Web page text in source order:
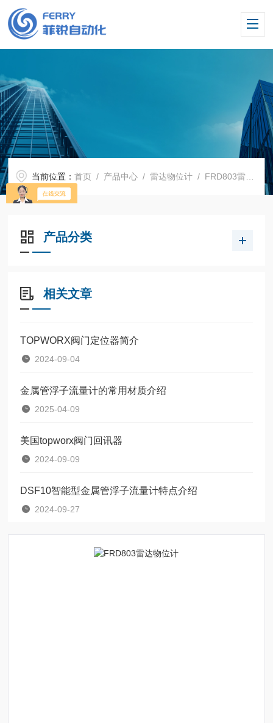
当前位置：首页 / 产品中心 /雷达物位计 / FRD803雷达物位计
产品分类
相关文章
TOPWORX阀门定位器简介
2024-09-04
金属管浮子流量计的常用材质介绍
2025-04-09
美国topworx阀门回讯器
2024-09-09
DSF10智能型金属管浮子流量计特点介绍
2024-09-27